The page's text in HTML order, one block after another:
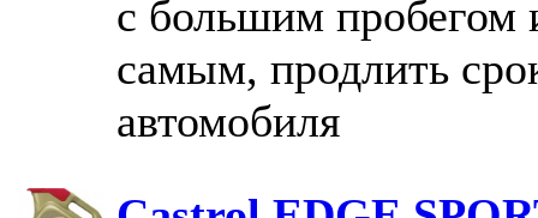
с большим пробегом
самым, продлить
автомобиля